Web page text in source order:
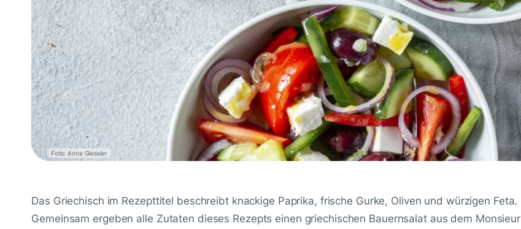
Foto: Anna Gieseler
Das Griechisch im Rezepttitel beschreibt knackige Paprika, frische Gurke, Oliven und würzigen Feta.
Gemeinsam ergeben alle Zutaten dieses Rezepts einen griechischen Bauernsalat aus dem Monsieur